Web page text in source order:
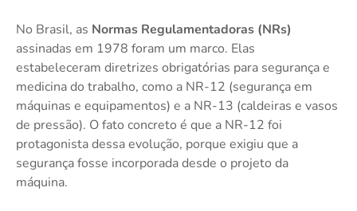
No Brasil, as Normas Regulamentadoras (NRs)
assinadas em 1978 foram um marco. Elas
estabeleceram diretrizes obrigatórias para segurança e
medicina do trabalho, como a NR-12 (segurança em
máquinas e equipamentos) e a NR-13 (caldeiras e vasos
de pressão). O fato concreto é que a NR-12 foi
protagonista dessa evolução, porque exigiu que a
segurança fosse incorporada desde o projeto da
máquina.